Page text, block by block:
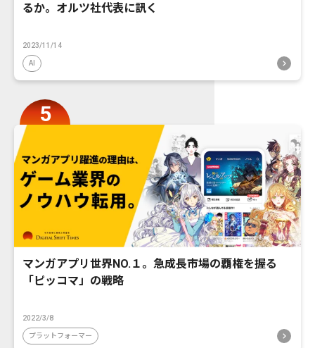
るか。オルツ社代表に訊く
2023/11/14
AI
マンガアプリ世界NO.１。急成長市場の覇権を握る
「ピッコマ」の戦略
2022/3/8
プラットフォーマー